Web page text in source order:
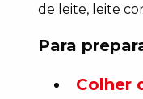
de leite, leite
Para
Colher